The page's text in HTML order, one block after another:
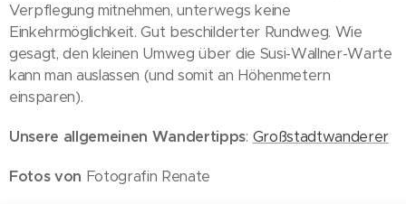
Verpflegung mitnehmen, unterwegs keine
Einkehrmöglichkeit. Gut beschilderter Rundweg. Wie
gesagt, den kleinen Umweg über die Susi-Wallner-Warte
kann man auslassen (und somit an Höhenmetern
einsparen).
Unsere allgemeinen Wandertipps: Großstadtwanderer
Fotos von Fotografin Renate